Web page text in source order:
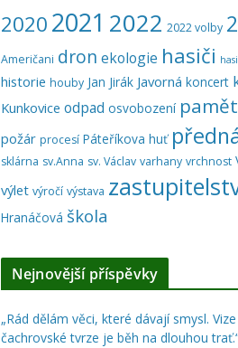
20202021 2022 2022 volby
Američani dron ekologie hasiči
historie houby Jan Jirák Javorná koncert
Kunkovice odpad osvobození
požár procesí Páteříkova huť
sklárna sv.Anna sv. Václav varhany vrchnost
výlet výročí výstava
Hranáčová škola
Nejnovější příspěvky
„Rád dělám věci, které dávají smysl. Vize
čachrovské tvrze je běh na dlouhou